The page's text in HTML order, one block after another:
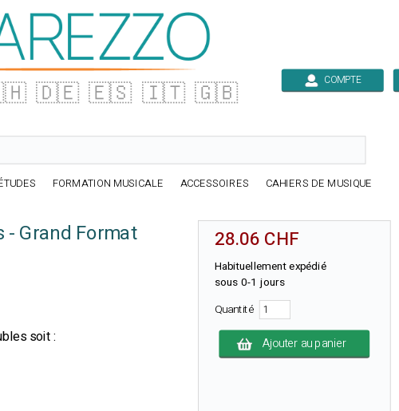
🇩🇪 🇪🇸 🇮🇹 🇬🇧 COMPTE
FORMATION MUSICALE ACCESSOIRES CAHIERS DE MUSIQUE
- Grand Format
soit :
28.06 CHF
Habituellement expédié
sous 0-1 jours
Quantité
Ajouter au panier